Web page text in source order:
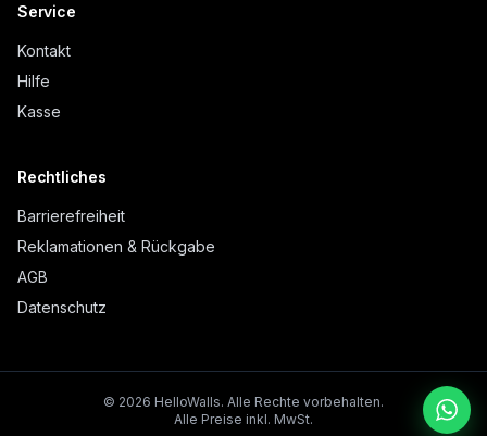
Service
Kontakt
Hilfe
Kasse
Rechtliches
Barrierefreiheit
Reklamationen & Rückgabe
AGB
Datenschutz
© 2026 HelloWalls. Alle Rechte vorbehalten.
Alle Preise inkl. MwSt.